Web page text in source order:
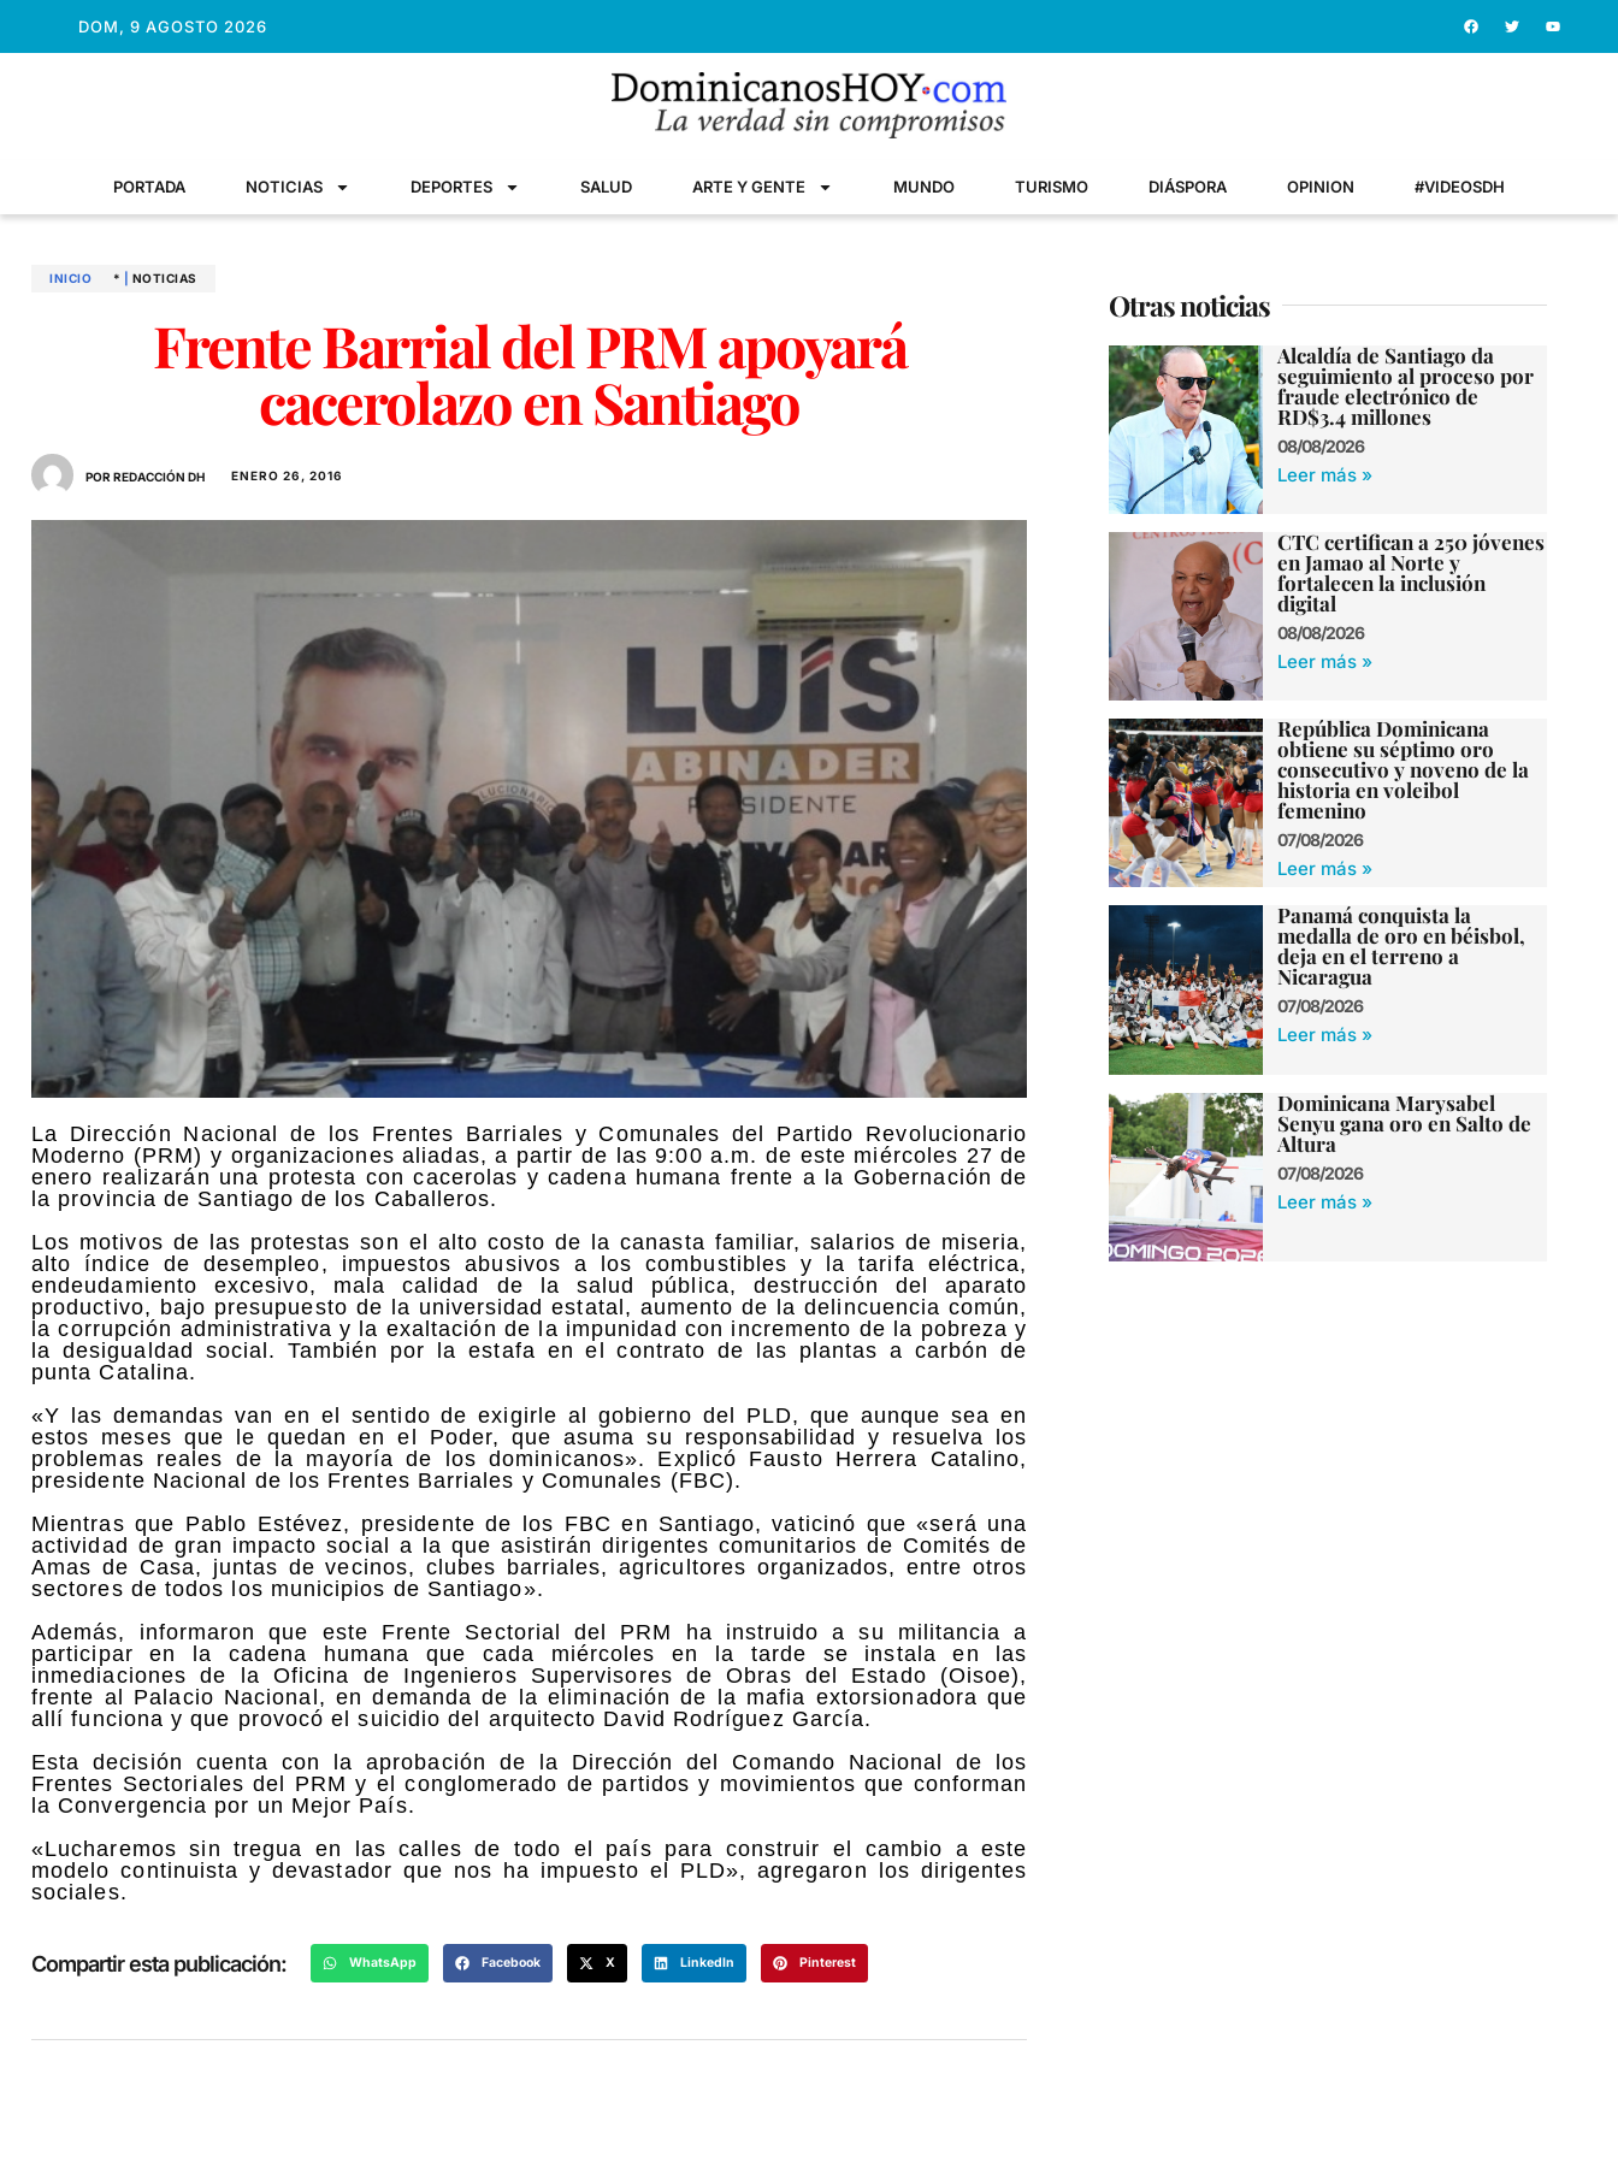
DOM, 9 AGOSTO 2026
PORTADA NOTICIAS DEPORTES SALUD ARTE Y GENTE MUNDO TURISMO DIÁSPORA OPINION #VIDEOSDH
INICIO * NOTICIAS
Frente Barrial del PRM apoyará
POR REDACCIÓN DH ENERO 26, 2016
La Dirección Nacional de los Frentes Barriales y Comunales del Partido Revolucionario
Moderno (PRM) y organizaciones aliadas, a partir de las 9:00 a.m. de este miércoles 27 de
enero realizarán una protesta con cacerolas y cadena humana frente a la Gobernación de
la provincia de Santiago de los Caballeros.
Los motivos de las protestas son el alto costo de la canasta familiar, salarios de miseria,
alto índice de desempleo, impuestos abusivos a los combustibles y la tarifa eléctrica,
endeudamiento excesivo, mala calidad de la salud pública, destrucción del aparato
productivo, bajo presupuesto de la universidad estatal, aumento de la delincuencia común,
la corrupción administrativa y la exaltación de la impunidad con incremento de la pobreza y
la desigualdad social. También por la estafa en el contrato de las plantas a carbón de
punta Catalina.
«Y las demandas van en el sentido de exigirle al gobierno del PLD, que aunque sea en
estos meses que le quedan en el Poder, que asuma su responsabilidad y resuelva los
problemas reales de la mayoría de los dominicanos». Explicó Fausto Herrera Catalino,
presidente Nacional de los Frentes Barriales y Comunales (FBC).
Mientras que Pablo Estévez, presidente de los FBC en Santiago, vaticinó que «será una
actividad de gran impacto social a la que asistirán dirigentes comunitarios de Comités de
Amas de Casa, juntas de vecinos, clubes barriales, agricultores organizados, entre otros
sectores de todos los municipios de Santiago».
Además, informaron que este Frente Sectorial del PRM ha instruido a su militancia a
participar en la cadena humana que cada miércoles en la tarde se instala en las
inmediaciones de la Oficina de Ingenieros Supervisores de Obras del Estado (Oisoe),
frente al Palacio Nacional, en demanda de la eliminación de la mafia extorsionadora que
allí funciona y que provocó el suicidio del arquitecto David Rodríguez García.
Esta decisión cuenta con la aprobación de la Dirección del Comando Nacional de los
Frentes Sectoriales del PRM y el conglomerado de partidos y movimientos que conforman
la Convergencia por un Mejor País.
«Lucharemos sin tregua en las calles de todo el país para construir el cambio a este
modelo continuista y devastador que nos ha impuesto el PLD», agregaron los dirigentes
sociales.
Compartir esta publicación: WhatsApp Facebook X LinkedIn Pinterest
Otras noticias
Alcaldía de Santiago da
seguimiento al proceso por
fraude electrónico de
RD$3.4 millones
08/08/2026
Leer más »
CTC certifican a 250 jóvenes
en Jamao al Norte y
fortalecen la inclusión
digital
08/08/2026
Leer más »
República Dominicana
obtiene su séptimo oro
consecutivo y noveno de la
historia en voleibol
femenino
07/08/2026
Leer más »
Panamá conquista la
medalla de oro en béisbol,
deja en el terreno a
Nicaragua
07/08/2026
Leer más »
Dominicana Marysabel
Senyu gana oro en Salto de
Altura
07/08/2026
Leer más »